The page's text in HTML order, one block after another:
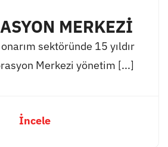
MERKEZİ
sektöründe 15 yıldır
Merkezi yönetim [...]
İncele